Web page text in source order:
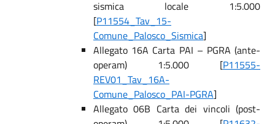
sismica locale 1:5.000
[P11554_Tav_15-
Comune_Palosco_Sismica]
Allegato 16A Carta PAI – PGRA (ante-
operam) 1:5.000 [P11555-
REV01_Tav_16A-
Comune_Palosco_PAI-PGRA]
Allegato 06B Carta dei vincoli (post-